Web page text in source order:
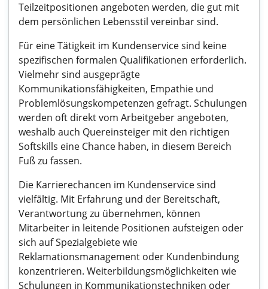
Teilzeitpositionen angeboten werden, die gut mit
dem persönlichen Lebensstil vereinbar sind.
Für eine Tätigkeit im Kundenservice sind keine
spezifischen formalen Qualifikationen erforderlich.
Vielmehr sind ausgeprägte
Kommunikationsfähigkeiten, Empathie und
Problemlösungskompetenzen gefragt. Schulungen
werden oft direkt vom Arbeitgeber angeboten,
weshalb auch Quereinsteiger mit den richtigen
Softskills eine Chance haben, in diesem Bereich
Fuß zu fassen.
Die Karrierechancen im Kundenservice sind
vielfältig. Mit Erfahrung und der Bereitschaft,
Verantwortung zu übernehmen, können
Mitarbeiter in leitende Positionen aufsteigen oder
sich auf Spezialgebiete wie
Reklamationsmanagement oder Kundenbindung
konzentrieren. Weiterbildungsmöglichkeiten wie
Schulungen in Kommunikationstechniken oder